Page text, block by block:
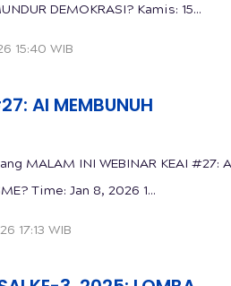
SOLUSI ATAU JALAN MUNDUR DEMOKRASI? Kamis: 15...
15:40 WIB
AI MEMBUNUH
WEBINAR KEAI #27: AI
MEMBUNUH JURNALISME? Time: Jan 8, 2026 1...
17:13 WIB